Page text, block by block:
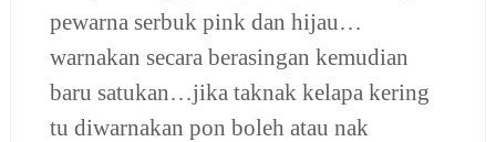
pewarna serbuk pink dan hijau…
warnakan secara berasingan kemudian
baru satukan…jika taknak kelapa kering
tu diwarnakan pon boleh atau nak